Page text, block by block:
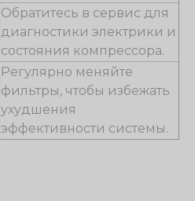
Обратитесь в сервис для
диагностики электрики и
состояния компрессора.
Регулярно меняйте
фильтры, чтобы избежать
ухудшения
эффективности системы.